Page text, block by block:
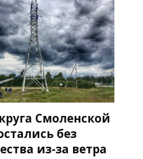
Смоленской
без
из-за ветра